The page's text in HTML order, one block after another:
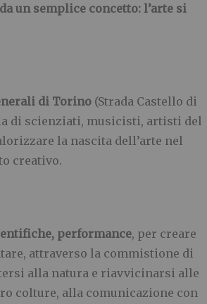
un semplice concetto: l’arte si
di Torino (Strada Castello di
di scienziati, musicisti, artisti del
la nascita dell’arte nel
creativo.
performance, per creare
attraverso la commistione di
alla natura e riavvicinarsi alle
colture, alla comunicazione con